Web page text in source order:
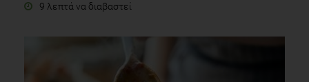
9 λεπτά να διαβαστεί